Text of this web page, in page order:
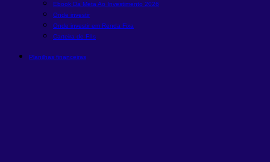
Ebook Da Meta Ao Investimento 2026
Onde investir
Onde investir em Renda Fixa
Carteira de FIIs
Planilhas financeiras